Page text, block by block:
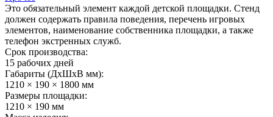
Это обязательный элемент каждой детской площадки. Стенд
должен содержать правила поведения, перечень игровых
элементов, наименование собственника площадки, а также
телефон экстренных служб.
Срок производства:
15 рабочих дней
Габариты (ДхШxВ мм):
1210 × 190 × 1800 мм
Размеры площадки:
1210 × 190 мм